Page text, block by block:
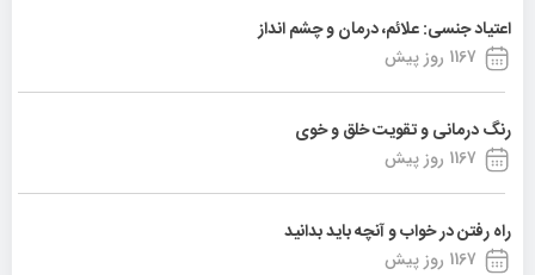
اعتیاد جنسی: علائم، درمان و چشم انداز
1167 روز پیش
رنگ درمانی و تقویت خلق و خوی
1167 روز پیش
راه رفتن در خواب و آنچه باید بدانید
1167 روز پیش